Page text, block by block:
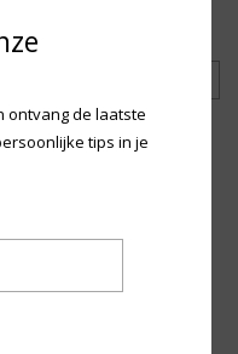
ontvang de laatste
tips in je